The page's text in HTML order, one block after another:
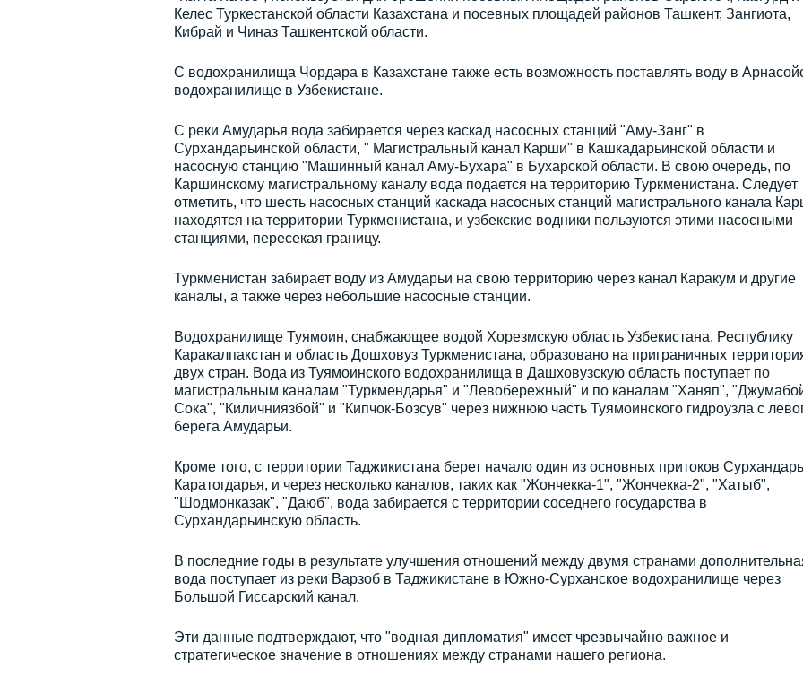
Келес Туркестанской области Казахстана и посевных площадей районов Ташкент, Зангиота,
Кибрай и Чиназ Ташкентской области.
С водохранилища Чордара в Казахстане также есть возможность поставлять воду в
водохранилище в Узбекистане.
С реки Амударья вода забирается через каскад насосных станций "Аму-Занг" в
Сурхандарьинской области, " Магистральный канал Карши" в Кашкадарьинской области и
насосную станцию "Машинный канал Аму-Бухара" в Бухарской области. В свою очередь, по
Каршинскому магистральному каналу вода подается на территорию Туркменистана. Следует
отметить, что шесть насосных станций каскада насосных станций магистрального канала
находятся на территории Туркменистана, и узбекские водники пользуются этими насосными
станциями, пересекая границу.
Туркменистан забирает воду из Амударьи на свою территорию через канал Каракум и другие
каналы, а также через небольшие насосные станции.
Водохранилище Туямоин, снабжающее водой Хорезмскую область Узбекистана, Республику
Каракалпакстан и область Дошховуз Туркменистана, образовано на приграничных
двух стран. Вода из Туямоинского водохранилища в Дашховузскую область поступает по
магистральным каналам "Туркмендарья" и "Левобережный" и по каналам "Ханяп",
Сока", "Киличниязбой" и "Кипчок-Бозсув" через нижнюю часть Туямоинского гидроузла с
берега Амударьи.
Кроме того, с территории Таджикистана берет начало один из основных притоков
Каратогдарья, и через несколько каналов, таких как "Жончекка-1", "Жончекка-2", "Хатыб",
"Шодмонказак", "Даюб", вода забирается с территории соседнего государства в
Сурхандарьинскую область.
В последние годы в результате улучшения отношений между двумя странами
вода поступает из реки Варзоб в Таджикистане в Южно-Сурханское водохранилище через
Большой Гиссарский канал.
Эти данные подтверждают, что "водная дипломатия" имеет чрезвычайно важное и
стратегическое значение в отношениях между странами нашего региона.